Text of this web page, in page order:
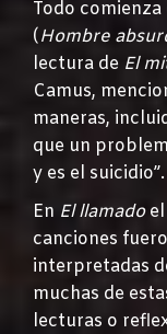
Todo
(Hombre
lectura de El
Camus,
maneras,
que un
y es el suicidio”.
En El llamadoel
canciones
interpretadas
muchas de
lecturas o